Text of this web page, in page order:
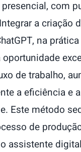
com
a criação
na
de trabalho,
a eficiência e a
Este método
de
assistente